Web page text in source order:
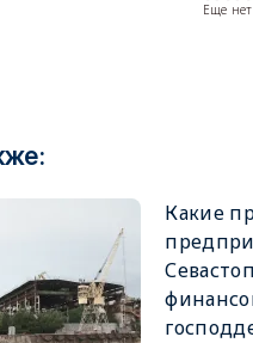
Еще
Какие